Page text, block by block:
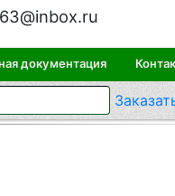
документация